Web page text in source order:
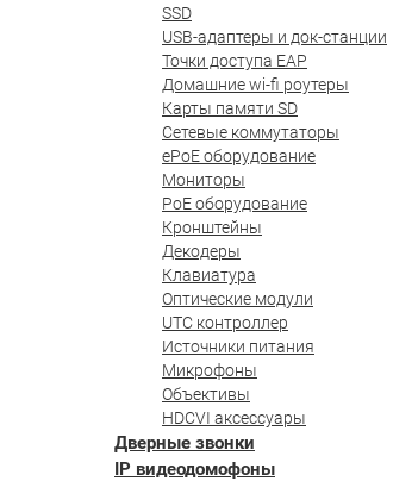
SSD
USB-адаптеры и док-станции
Точки доступа EAP
Домашние wi-fi роутеры
Карты памяти SD
Сетевые коммутаторы
ePoE оборудование
Мониторы
PoE оборудование
Кронштейны
Декодеры
Клавиатура
Оптические модули
UTC контроллер
Источники питания
Микрофоны
Объективы
HDCVI аксессуары
Дверные звонки
IP видеодомофоны